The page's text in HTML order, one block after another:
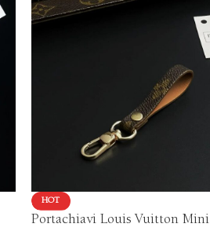
HOT
Portachiavi Louis Vuitton Mini